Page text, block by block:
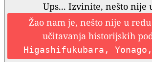
Ups... Izvinite, nešto nije
Žao nam je, nešto nije u
učitavanja historijskih
Higashifukubara,